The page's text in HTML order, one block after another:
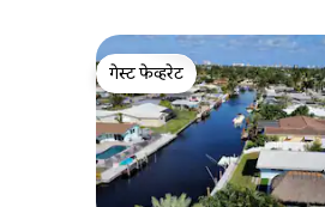
गेस्ट फेव्हरेट
गेस्ट फेव्हरेट